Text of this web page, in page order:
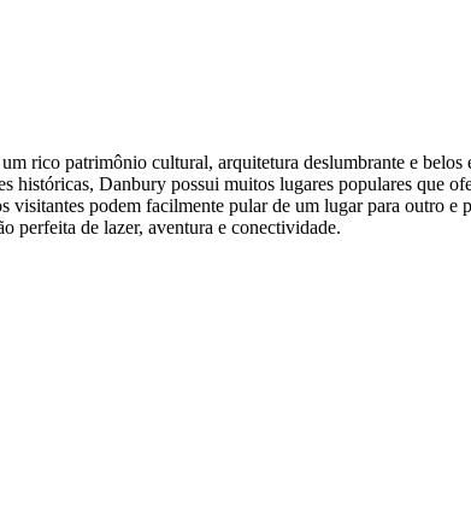
rico patrimônio cultural, arquitetura deslumbrante e belos
históricas, Danbury possui muitos lugares populares
podem facilmente pular de um lugar para outro e
perfeita de lazer, aventura e conectividade.